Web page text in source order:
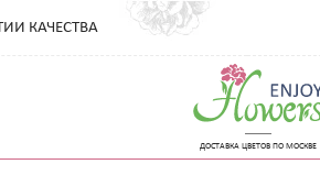
ДОСТАВКА ЦВЕТОВ ПО МОСКВЕ
КАЧЕСТВА